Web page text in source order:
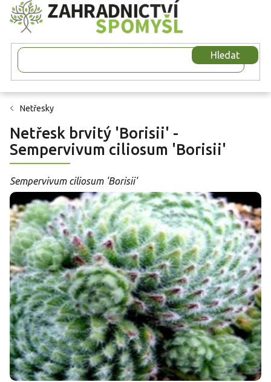
Přejít
na
obsah
Hledat
Netřesky
Netřesk brvitý 'Borisii' -
Sempervivum ciliosum 'Borisii'
Sempervivum ciliosum 'Borisii'